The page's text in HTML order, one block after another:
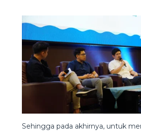
Sehingga pada akhirnya, untuk